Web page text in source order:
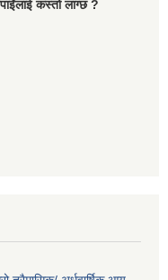
कस्तो लाग्छ ?